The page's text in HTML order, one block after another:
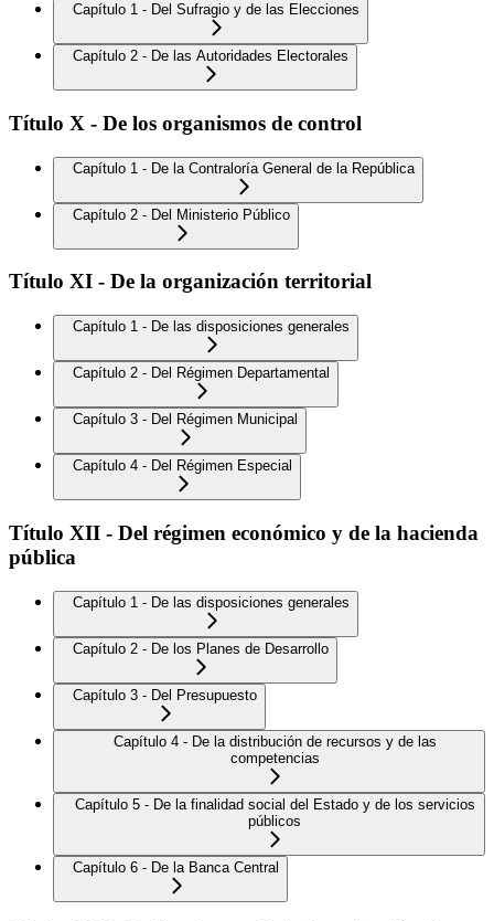
Capítulo 1 - Del Sufragio y de las Elecciones
Capítulo 2 - De las Autoridades Electorales
Título X - De los organismos de control
Capítulo 1 - De la Contraloría General de la República
Capítulo 2 - Del Ministerio Público
Título XI - De la organización territorial
Capítulo 1 - De las disposiciones generales
Capítulo 2 - Del Régimen Departamental
Capítulo 3 - Del Régimen Municipal
Capítulo 4 - Del Régimen Especial
Título XII - Del régimen económico y de la hacienda
pública
Capítulo 1 - De las disposiciones generales
Capítulo 2 - De los Planes de Desarrollo
Capítulo 3 - Del Presupuesto
Capítulo 4 - De la distribución de recursos y de las
competencias
Capítulo 5 - De la finalidad social del Estado y de los servicios
públicos
Capítulo 6 - De la Banca Central